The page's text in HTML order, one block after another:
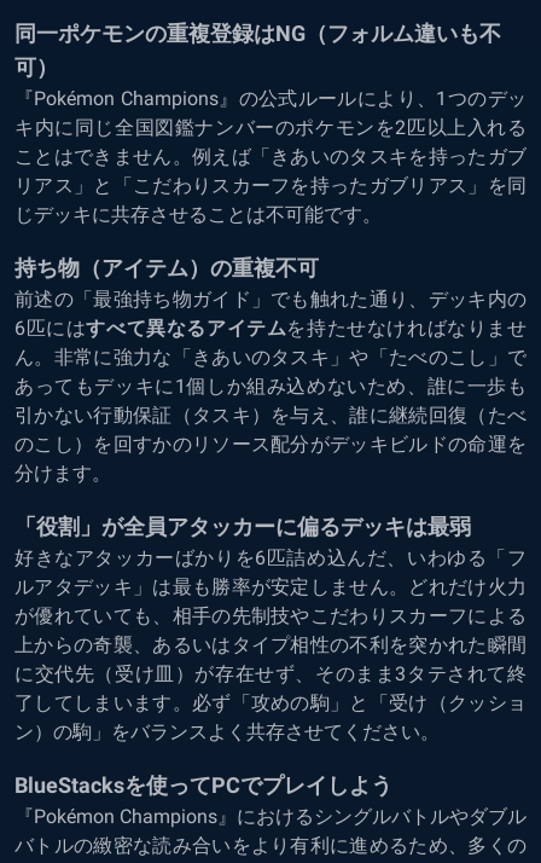
同一ポケモンの重複登録はNG（フォルム違いも不
可）
『Pokémon Champions』の公式ルールにより、1つのデッ
キ内に同じ全国図鑑ナンバーのポケモンを2匹以上入れる
ことはできません。例えば「きあいのタスキを持ったガブ
リアス」と「こだわりスカーフを持ったガブリアス」を同
じデッキに共存させることは不可能です。
持ち物（アイテム）の重複不可
前述の「最強持ち物ガイド」でも触れた通り、デッキ内の
6匹にはすべて異なるアイテムを持たせなければなりませ
ん。非常に強力な「きあいのタスキ」や「たべのこし」で
あってもデッキに1個しか組み込めないため、誰に一歩も
引かない行動保証（タスキ）を与え、誰に継続回復（たべ
のこし）を回すかのリソース配分がデッキビルドの命運を
分けます。
「役割」が全員アタッカーに偏るデッキは最弱
好きなアタッカーばかりを6匹詰め込んだ、いわゆる「フ
ルアタデッキ」は最も勝率が安定しません。どれだけ火力
が優れていても、相手の先制技やこだわりスカーフによる
上からの奇襲、あるいはタイプ相性の不利を突かれた瞬間
に交代先（受け皿）が存在せず、そのまま3タテされて終
了してしまいます。必ず「攻めの駒」と「受け（クッショ
ン）の駒」をバランスよく共存させてください。
BlueStacksを使ってPCでプレイしよう
『Pokémon Champions』におけるシングルバトルやダブル
バトルの緻密な読み合いをより有利に進めるため、多くの